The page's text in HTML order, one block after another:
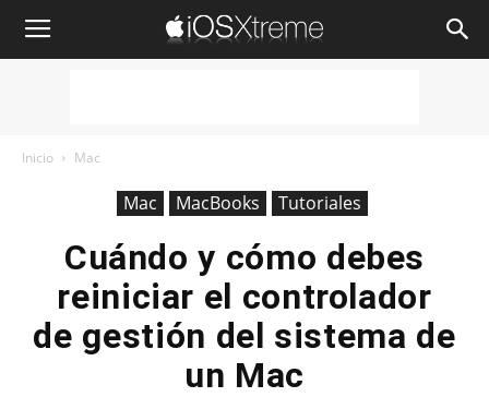
iOSXtreme
Inicio Mac
Mac MacBooks Tutoriales
Cuándo y cómo debes
reiniciar el controlador
de gestión del sistema de
un Mac